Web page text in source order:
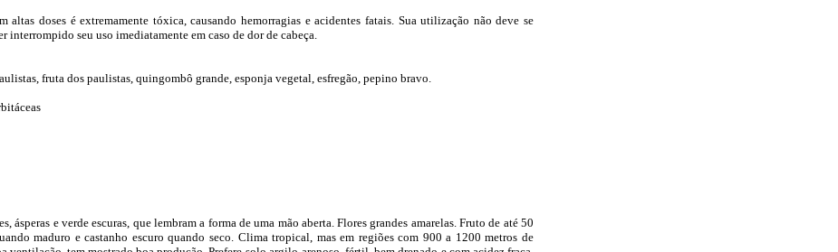
altas doses é extremamente tóxica, causando hemorragias e acidentes fatais. Sua utilização não deve se
interrompido seu uso imediatamente em caso de dor de cabeça.
fruta dos paulistas, quingombô grande, esponja vegetal, esfregão, pepino bravo.
ásperas e verde escuras, que lembram a forma de uma mão aberta. Flores grandes amarelas. Fruto de até 50
maduro e castanho escuro quando seco. Clima tropical, mas em regiões com 900 a 1200 metros de